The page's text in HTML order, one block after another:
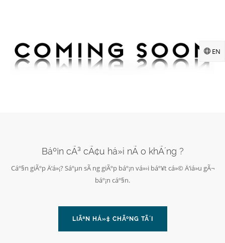
EN
Báº¡n cÃ³ cÃ¢u há»i nÃ o khÃ´ng ?
Cáº§n giÃºp Ä‘á»¡? Sáºµn sÃ ng giÃºp báº¡n vá»›i báº¥t cá»© Ä‘iá»u gÃ¬
báº¡n cáº§n.
LIÃªN HÁ»‡ CHÃºNG TÃ´I